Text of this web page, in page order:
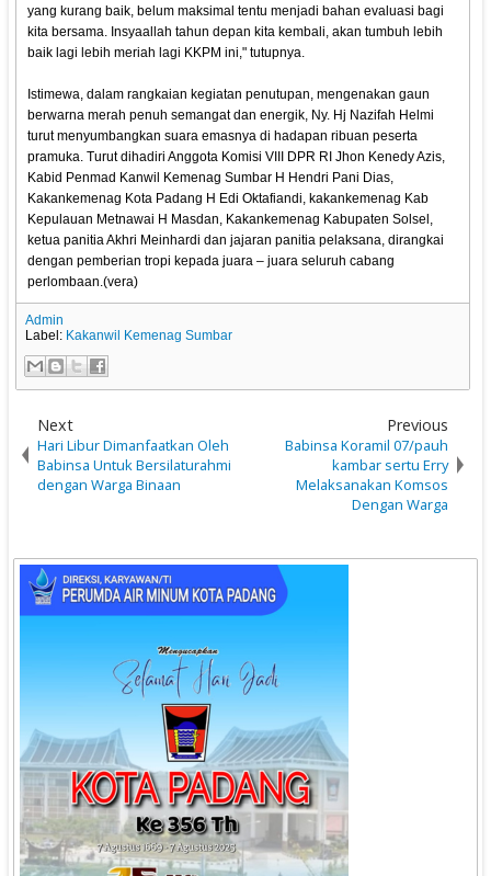
yang kurang baik, belum maksimal tentu menjadi bahan evaluasi bagi
kita bersama. Insyaallah tahun depan kita kembali, akan tumbuh lebih
baik lagi lebih meriah lagi KKPM ini," tutupnya.
Istimewa, dalam rangkaian kegiatan penutupan, mengenakan gaun
berwarna merah penuh semangat dan energik, Ny. Hj Nazifah Helmi
turut menyumbangkan suara emasnya di hadapan ribuan peserta
pramuka. Turut dihadiri Anggota Komisi VIII DPR RI Jhon Kenedy Azis,
Kabid Penmad Kanwil Kemenag Sumbar H Hendri Pani Dias,
Kakankemenag Kota Padang H Edi Oktafiandi, kakankemenag Kab
Kepulauan Metnawai H Masdan, Kakankemenag Kabupaten Solsel,
ketua panitia Akhri Meinhardi dan jajaran panitia pelaksana, dirangkai
dengan pemberian tropi kepada juara – juara seluruh cabang
perlombaan.(vera)
Admin
Label: Kakanwil Kemenag Sumbar
Next
Hari Libur Dimanfaatkan Oleh
Babinsa Untuk Bersilaturahmi
dengan Warga Binaan
Previous
Babinsa Koramil 07/pauh
kambar sertu Erry
Melaksanakan Komsos
Dengan Warga